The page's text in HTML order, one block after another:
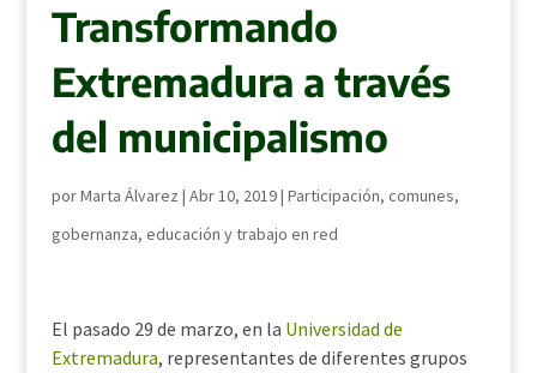
Transformando
Extremadura a través
del municipalismo
porMarta Álvarez | Abr 10, 2019| Participación, comunes,
gobernanza, educación y trabajo en red
El pasado 29 de marzo, en la Universidad de
Extremadura, representantes de diferentes grupos